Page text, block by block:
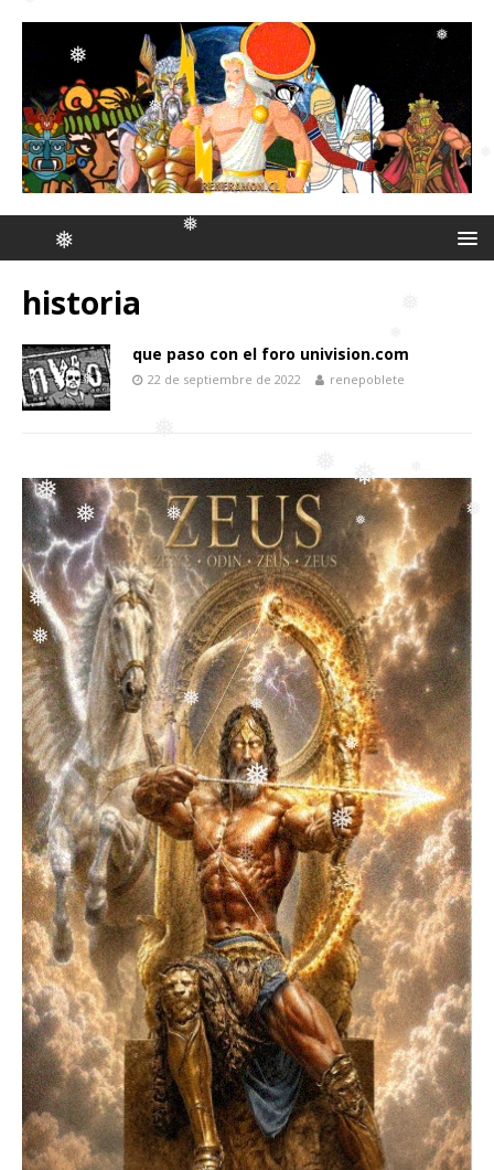
❅
❅
❅
❅
❅ ❅
❅ ❅ ❅
❅
❅
❅
❅
❅
❅
❅
❅
❅
❅ ❅
❅
❅
❅
❅
❅
historia
que paso con el foro univision.com
22 de septiembre de 2022 renepoblete